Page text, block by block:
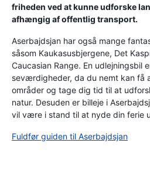
friheden ved at kunne udforske
afhængig af offentlig transport.
Aserbajdsjan har også mange
såsom Kaukasusbjergene, Det
Caucasian Range. En udlejningsbil
seværdigheder, da du nemt kan få
områder og tage dig tid til at
natur. Desuden er billeje i
vil være i stand til at nyde din ferie
Fuldfør guiden til Aserbajdsjan